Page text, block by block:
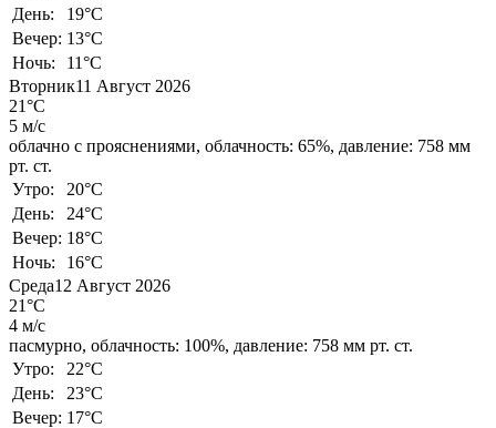
День:
19°C
Вечер: 13°C
Ночь:
11°C
Вторник11 Август 2026
21°C
5 м/с
облачно с прояснениями, облачность: 65%, давление: 758 мм
рт. ст.
Утро:
20°C
День:
24°C
Вечер: 18°C
Ночь:
16°C
Среда12 Август 2026
21°C
4 м/с
пасмурно, облачность: 100%, давление: 758 мм рт. ст.
Утро:
22°C
День:
23°C
Вечер: 17°C